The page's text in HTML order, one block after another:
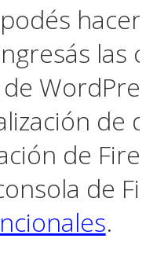
las
de
de
de
.